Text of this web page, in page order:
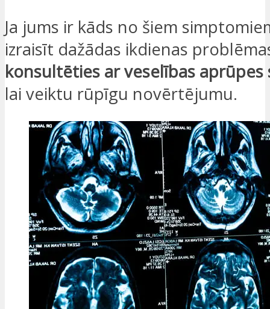
Ja jums ir kāds no šiem
izraisīt dažādas ikdienas
konsultēties ar veselības aprūpes
lai veiktu rūpīgu novērtējumu.